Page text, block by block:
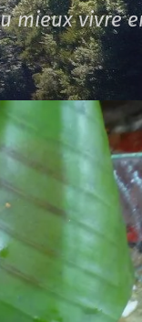
mieux vivre